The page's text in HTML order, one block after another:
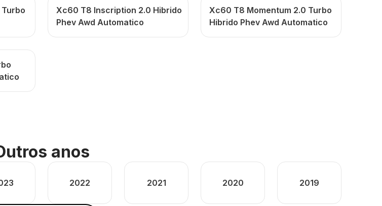
Xc60 T8 Inscription 2.0 Hibrido
Phev Awd Automatico
Xc60 T8 Momentum 2.0 Turbo
Hibrido Phev Awd Automatico
anos
2022 2021 2020 2019